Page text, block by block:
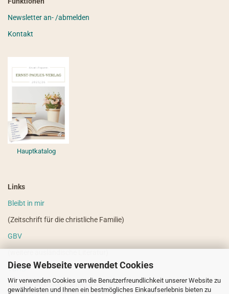
Diese Webseite verwendet Cookies
Wir verwenden Cookies um die Benutzerfreundlichkeit unserer Website zu
gewährleisten und Ihnen ein bestmögliches Einkaufserlebnis bieten zu
Newsletter an- /abmelden
Kontakt
Hauptkatalog
Links
Bleibt in mir
(Zeitschrift für die christliche Familie)
GBV
VdHS
(weitere evangelistische Literatur)